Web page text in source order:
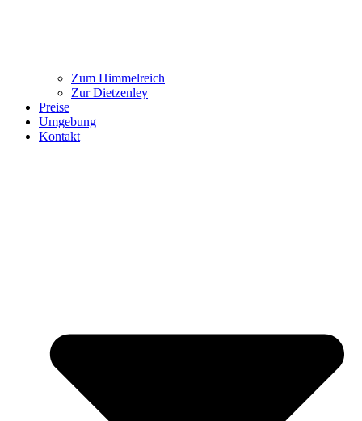
Zum Himmelreich
Zur Dietzenley
Preise
Umgebung
Kontakt